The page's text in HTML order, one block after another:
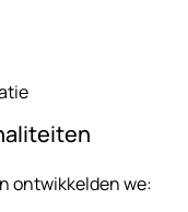
ontwikkelden we: